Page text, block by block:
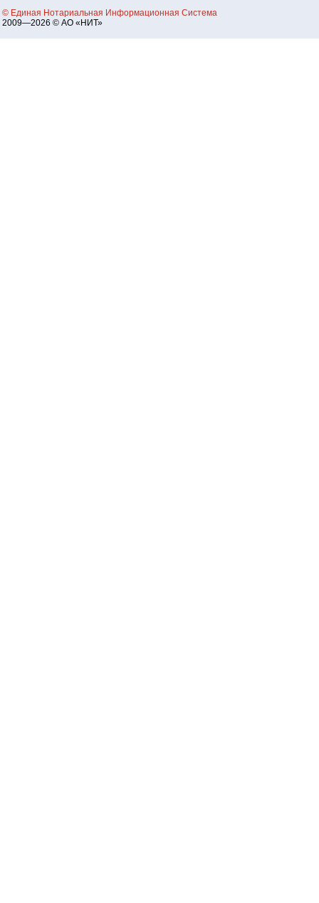
© Единая Нотариальная Информационная Система
2009—2026 © АО «НИТ»